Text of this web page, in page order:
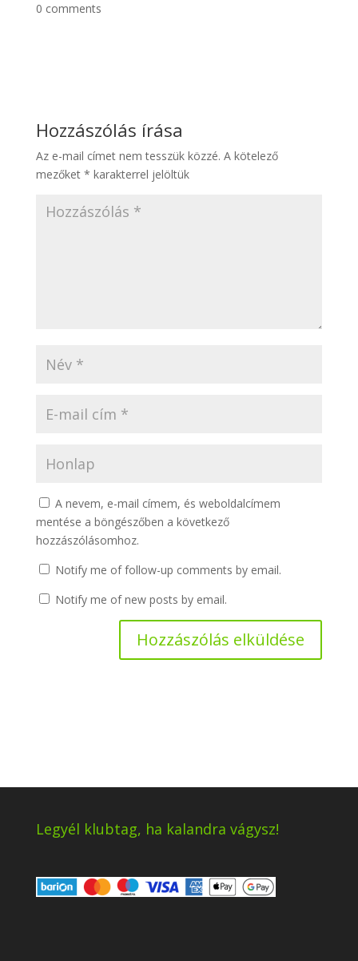
0 comments
Hozzászólás írása
Az e-mail címet nem tesszük közzé. A kötelező
mezőket * karakterrel jelöltük
A nevem, e-mail címem, és weboldalcímem
mentése a böngészőben a következő
hozzászólásomhoz.
Notify me of follow-up comments by email.
Notify me of new posts by email.
Legyél klubtag, ha kalandra vágysz!